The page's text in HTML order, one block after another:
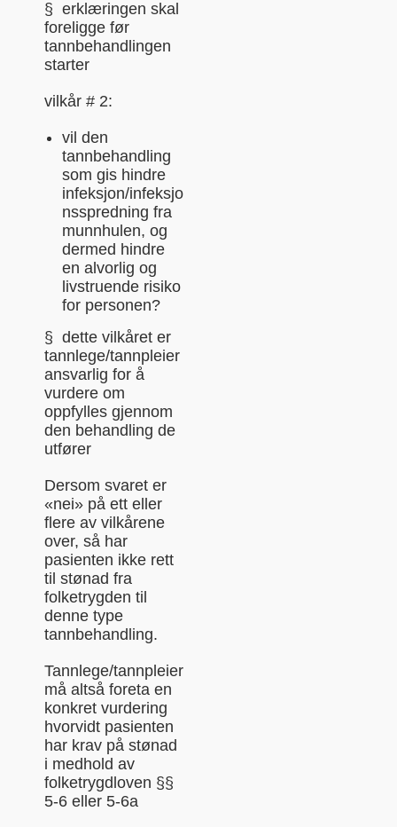
§ erklæringen skal
foreligge før
tannbehandlingen
starter
vilkår # 2:
vil den
tannbehandling
som gis hindre
infeksjon/infeksjo
nsspredning fra
munnhulen, og
dermed hindre
en alvorlig og
livstruende risiko
for personen?
§ dette vilkåret er
tannlege/tannpleier
ansvarlig for å
vurdere om
oppfylles gjennom
den behandling de
utfører
Dersom svaret er
«nei» på ett eller
flere av vilkårene
over, så har
pasienten ikke rett
til stønad fra
folketrygden til
denne type
tannbehandling.
Tannlege/tannpleier
må altså foreta en
konkret vurdering
hvorvidt pasienten
har krav på stønad
i medhold av
folketrygdloven §§
5-6 eller 5-6a